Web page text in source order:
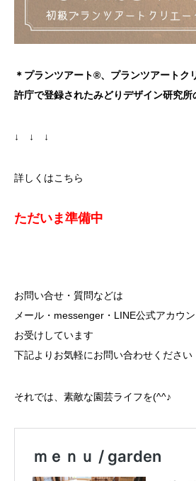
＊プランツアート®、プランツアートク
許庁で登録されたみどりデザイン研究所
↓ ↓ ↓
詳しくはこちら
ただいま準備中
お問い合せ・質問などは
メール・messenger・LINE公式アカウ
お受けしています
下記よりお気軽にお問い合わせください
それでは、素敵な園芸ライフを(^^♪